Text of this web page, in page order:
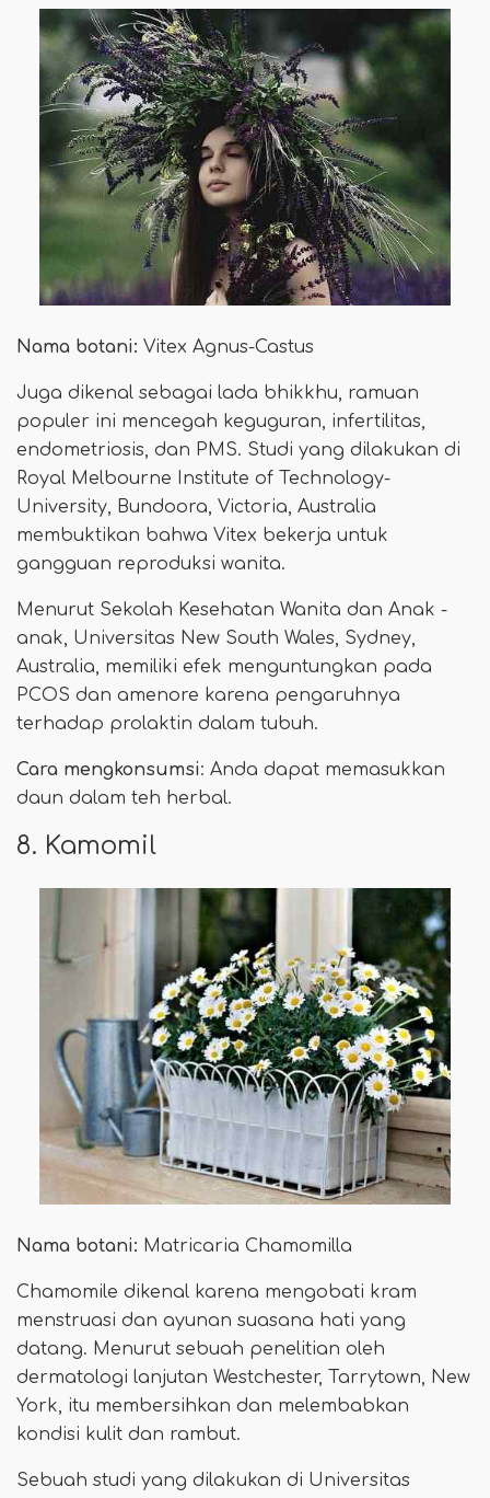
Nama botani: Vitex Agnus-Castus
Juga dikenal sebagai lada bhikkhu, ramuan
populer ini mencegah keguguran, infertilitas,
endometriosis, dan PMS. Studi yang dilakukan di
Royal Melbourne Institute of Technology-
University, Bundoora, Victoria, Australia
membuktikan bahwa Vitex bekerja untuk
gangguan reproduksi wanita.
Menurut Sekolah Kesehatan Wanita dan Anak -
anak, Universitas New South Wales, Sydney,
Australia, memiliki efek menguntungkan pada
PCOS dan amenore karena pengaruhnya
terhadap prolaktin dalam tubuh.
Cara mengkonsumsi: Anda dapat memasukkan
daun dalam teh herbal.
8. Kamomil
Nama botani: Matricaria Chamomilla
Chamomile dikenal karena mengobati kram
menstruasi dan ayunan suasana hati yang
datang. Menurut sebuah penelitian oleh
dermatologi lanjutan Westchester, Tarrytown, New
York, itu membersihkan dan melembabkan
kondisi kulit dan rambut.
Sebuah studi yang dilakukan di Universitas